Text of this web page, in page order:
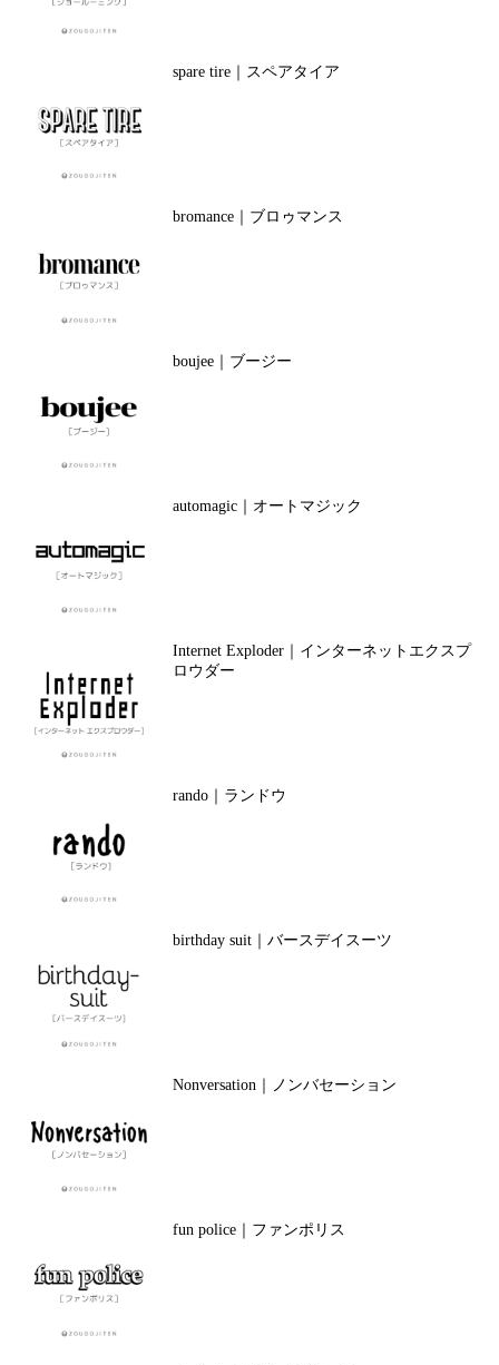
spare tire｜スペアタイア
bromance｜ブロゥマンス
boujee｜ブージー
automagic｜オートマジック
Internet Exploder｜インターネットエクスプ
ロウダー
rando｜ランドウ
birthday suit｜バースデイスーツ
Nonversation｜ノンバセーション
fun police｜ファンポリス